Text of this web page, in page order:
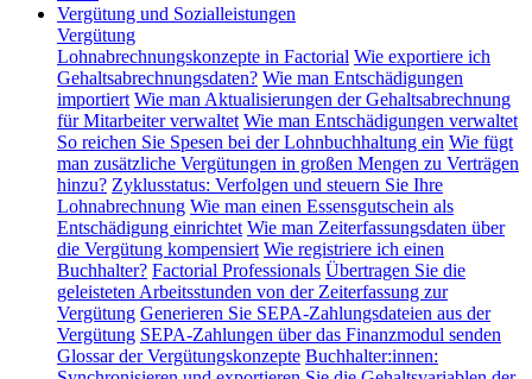
Vergütung und Sozialleistungen
Vergütung
Lohnabrechnungskonzepte in Factorial Wie exportiere ich
Gehaltsabrechnungsdaten? Wie man Entschädigungen
importiert Wie man Aktualisierungen der Gehaltsabrechnung
für Mitarbeiter verwaltet Wie man Entschädigungen verwaltet
So reichen Sie Spesen bei der Lohnbuchhaltung ein Wie fügt
man zusätzliche Vergütungen in großen Mengen zu Verträgen
hinzu? Zyklusstatus: Verfolgen und steuern Sie Ihre
Lohnabrechnung Wie man einen Essensgutschein als
Entschädigung einrichtet Wie man Zeiterfassungsdaten über
die Vergütung kompensiert Wie registriere ich einen
Buchhalter? Factorial Professionals Übertragen Sie die
geleisteten Arbeitsstunden von der Zeiterfassung zur
Vergütung Generieren Sie SEPA-Zahlungsdateien aus der
Vergütung SEPA-Zahlungen über das Finanzmodul senden
Glossar der Vergütungskonzepte Buchhalter:innen: